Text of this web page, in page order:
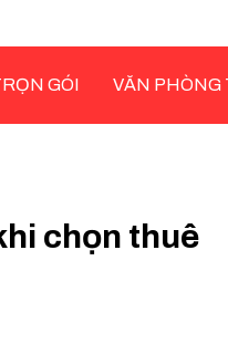
GÓI VĂN PHÒNG
chọn thuê